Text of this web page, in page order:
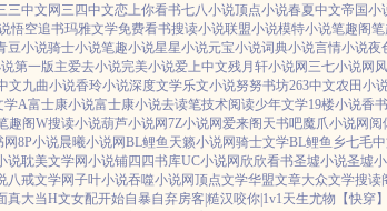
三中文网 三四中文恋上你看书七八小说顶点小说春夏中文帝国小
悟空追书玛雅文学免费看书搜读小说联盟小说模特小说笔趣阁笔
豆小说骑士小说笔趣小说星星小说元宝小说词典小说言情小说夜
第一版主爱去小说完美小说爱上中文残月轩小说网 三七小说网
文九曲小说香玲小说深度文学乐文小说努努书坊263中文农田小
学A富士康小说富士康小说去读笔技术阅读少年文学19楼小说香
趣阁W搜读小说葫芦小说网7Z小说网爱来阁 天书吧魔爪小说网 阅
网8P小说晨曦小说网BL鲤鱼 天籁小说网骑士文学BL鲤鱼乡七毛
说耽美文学网小说铺四四书库UC小说网 欣欣看书圣墟小说圣墟
八戒文学网子叶小说吞噬小说网顶点文学华盟文章大众文学搜读
真大当H文女配开始自暴自弃房客|糙汉咬你|1v1天生尤物【快穿】